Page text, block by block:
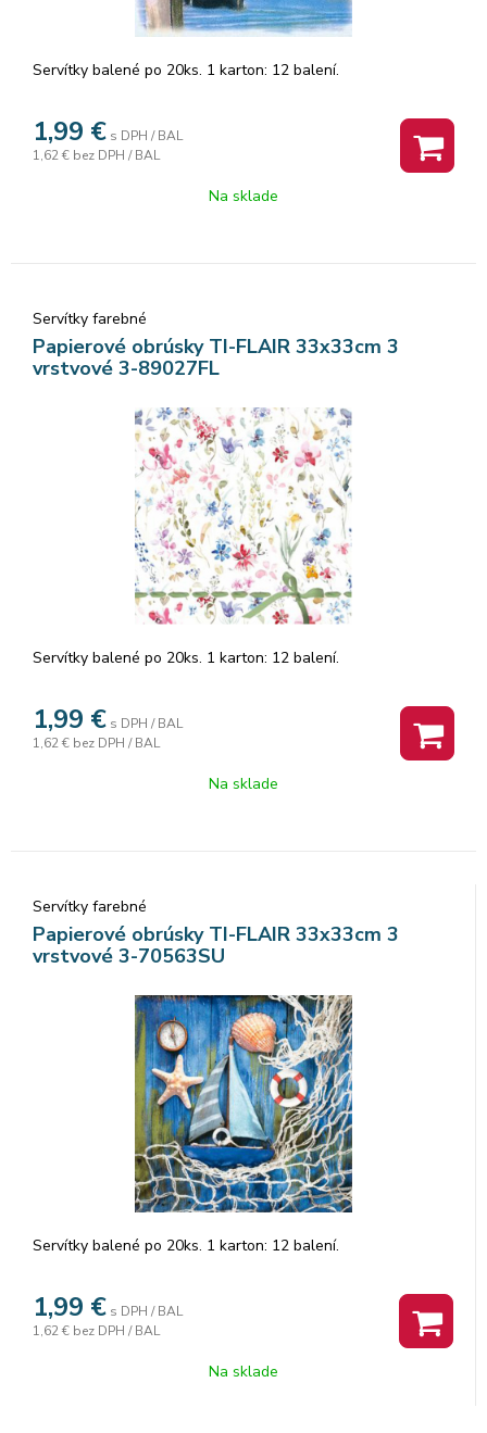
Servítky balené po 20ks. 1 karton: 12 balení.
1,99 € s DPH / BAL
1,62 € bez DPH / BAL
Na sklade
Servítky farebné
Papierové obrúsky TI-FLAIR 33x33cm 3
vrstvové 3-89027FL
Servítky balené po 20ks. 1 karton: 12 balení.
1,99 € s DPH / BAL
1,62 € bez DPH / BAL
Na sklade
Servítky farebné
Papierové obrúsky TI-FLAIR 33x33cm 3
vrstvové 3-70563SU
Servítky balené po 20ks. 1 karton: 12 balení.
1,99 € s DPH / BAL
1,62 € bez DPH / BAL
Na sklade